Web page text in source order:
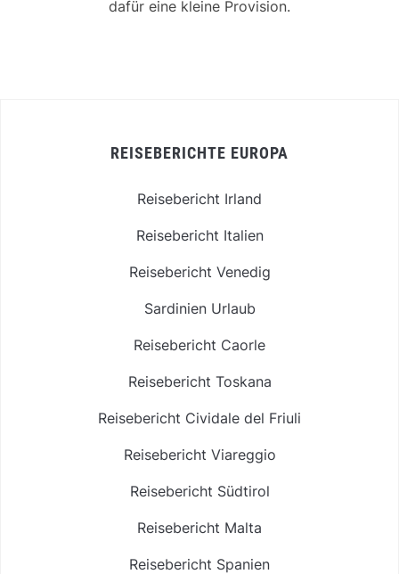
dafür eine kleine Provision.
REISEBERICHTE EUROPA
Reisebericht Irland
Reisebericht Italien
Reisebericht Venedig
Sardinien Urlaub
Reisebericht Caorle
Reisebericht Toskana
Reisebericht Cividale del Friuli
Reisebericht Viareggio
Reisebericht Südtirol
Reisebericht Malta
Reisebericht Spanien